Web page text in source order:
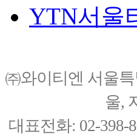
YTN서울
㈜와이티엔 서울
울,
대표전화: 02-